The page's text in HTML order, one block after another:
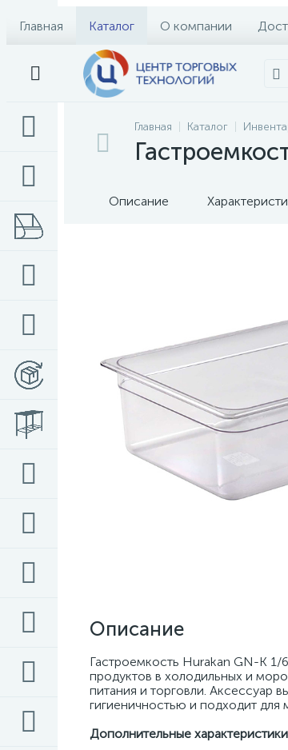
Главная Каталог О компании
Главная Каталог
Описание
Описание
Гастроемкость Hurakan GN-K 1/
продуктов в холодильных и
питания и торговли. Аксессуар
гигиеничностью и подходит
Дополнительные